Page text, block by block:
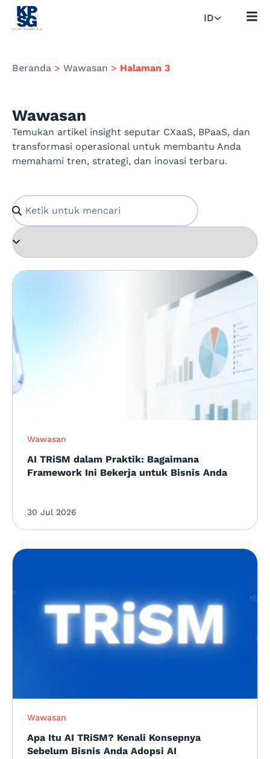
ID
Beranda > Wawasan > Halaman 3
Wawasan
Temukan artikel insight seputar CXaaS, BPaaS, dan
transformasi operasional untuk membantu Anda
memahami tren, strategi, dan inovasi terbaru.
Wawasan
AI TRiSM dalam Praktik: Bagaimana
Framework Ini Bekerja untuk Bisnis Anda
30 Jul 2026
Wawasan
Apa Itu AI TRiSM? Kenali Konsepnya
Sebelum Bisnis Anda Adopsi AI